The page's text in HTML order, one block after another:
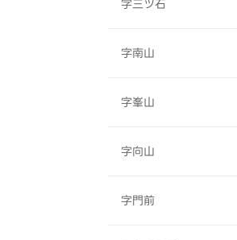
字三ツ石
字南山
字峯山
字向山
字門前